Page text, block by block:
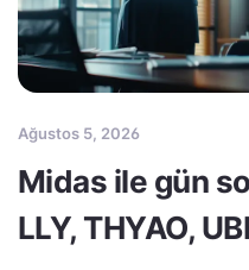
Ağustos 5, 2026
Midas ile gün
LLY, THYAO,